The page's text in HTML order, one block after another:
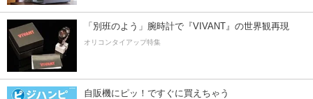
「別班のよう」腕時計で『VIVANT』の世界観再現
オリコンタイアップ特集
自販機にピッ！ですぐに買えちゃう